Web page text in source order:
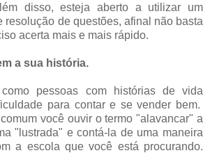
disso, esteja aberto a utilizar um
resolução de questões, afinal não basta
acerta mais e mais rápido.
a sua história.
como pessoas com histórias de vida
para contar e se vender bem.
você ouvir o termo "alavancar" a
"lustrada" e contá-la de uma maneira
a escola que você está procurando.